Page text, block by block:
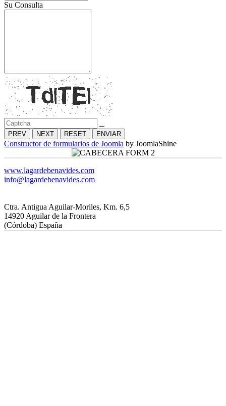
Su Consulta
PREV NEXT RESET ENVIAR
Constructor de formularios de Joomla by JoomlaShine
www.lagardebenavides.com
info@lagardebenavides.com
Ctra. Antigua Aguilar-Moriles, Km. 6,5
14920 Aguilar de la Frontera
(Córdoba) España